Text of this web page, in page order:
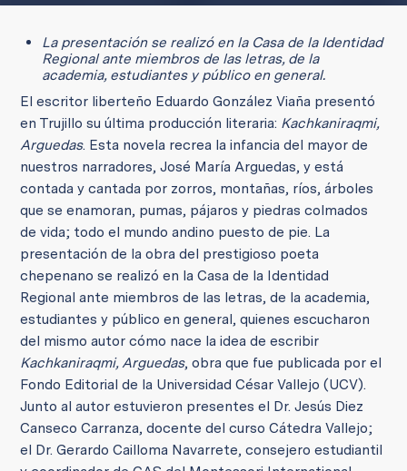
La presentación se realizó en la Casa de la Identidad
Regional ante miembros de las letras, de la
academia, estudiantes y público en general.
El escritor liberteño Eduardo González Viaña presentó
en Trujillo su última producción literaria: Kachkaniraqmi,
Arguedas. Esta novela recrea la infancia del mayor de
nuestros narradores, José María Arguedas, y está
contada y cantada por zorros, montañas, ríos, árboles
que se enamoran, pumas, pájaros y piedras colmados
de vida; todo el mundo andino puesto de pie. La
presentación de la obra del prestigioso poeta
chepenano se realizó en la Casa de la Identidad
Regional ante miembros de las letras, de la academia,
estudiantes y público en general, quienes escucharon
del mismo autor cómo nace la idea de escribir
Kachkaniraqmi, Arguedas, obra que fue publicada por el
Fondo Editorial de la Universidad César Vallejo (UCV).
Junto al autor estuvieron presentes el Dr. Jesús Diez
Canseco Carranza, docente del curso Cátedra Vallejo;
el Dr. Gerardo Cailloma Navarrete, consejero estudiantil